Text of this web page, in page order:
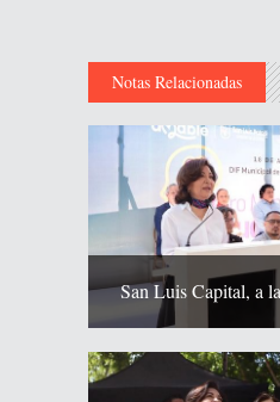
Notas Relacionadas
San Luis Capital, a